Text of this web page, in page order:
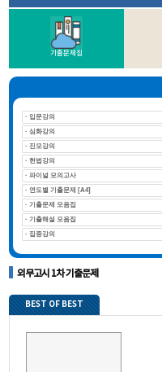
기출문제집
· 입문강의
· 심화강의
· 진모강의
· 헌법강의
· 파이널 모의고사
· 연도별 기출문제 [A4]
· 기출문제 모음집
· 기출해설 모음집
· 집중강의
외무고시 1차 기출문제
BEST OF BEST